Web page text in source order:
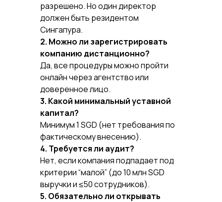
разрешено. Но один директор
должен быть резидентом
Сингапура.
2. Можно ли зарегистрировать
компанию дистанционно?
Да, все процедуры можно пройти
онлайн через агентство или
доверенное лицо.
3. Какой минимальный уставной
капитал?
Минимум 1 SGD (нет требования по
фактическому внесению).
4. Требуется ли аудит?
Нет, если компания подпадает под
критерии “малой” (до 10 млн SGD
выручки и ≤50 сотрудников).
5. Обязательно ли открывать